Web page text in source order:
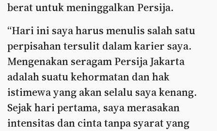
berat untuk meninggalkan Persija.
“Hari ini saya harus menulis salah satu
perpisahan tersulit dalam karier saya.
Mengenakan seragam Persija Jakarta
adalah suatu kehormatan dan hak
istimewa yang akan selalu saya kenang.
Sejak hari pertama, saya merasakan
intensitas dan cinta tanpa syarat yang